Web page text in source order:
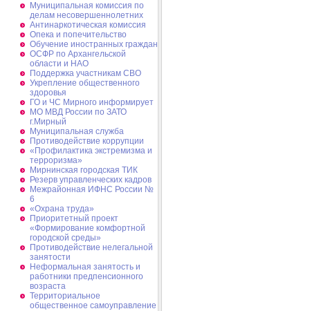
Муниципальная комиссия по
делам несовершеннолетних
Антинаркотическая комиссия
Опека и попечительство
Обучение иностранных граждан
ОСФР по Архангельской
области и НАО
Поддержка участникам СВО
Укрепление общественного
здоровья
ГО и ЧС Мирного информирует
МО МВД России по ЗАТО
г.Мирный
Муниципальная cлужба
Противодействие коррупции
«Профилактика экстремизма и
терроризма»
Мирнинская городская ТИК
Резерв управленческих кадров
Межрайонная ИФНС России №
6
«Охрана труда»
Приоритетный проект
«Формирование комфортной
городской среды»
Противодействие нелегальной
занятости
Неформальная занятость и
работники предпенсионного
возраста
Территориальное
общественное самоуправление